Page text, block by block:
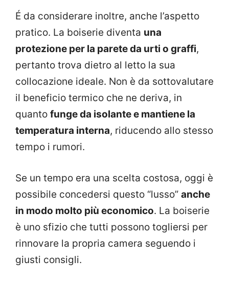
É da considerare inoltre, anche l’aspetto
pratico. La boiserie diventa una
protezione per la parete da urti o graffi,
pertanto trova dietro al letto la sua
collocazione ideale. Non è da sottovalutare
il beneficio termico che ne deriva, in
quanto funge da isolante e mantiene la
temperatura interna, riducendo allo stesso
tempo i rumori.
Se un tempo era una scelta costosa, oggi è
possibile concedersi questo “lusso” anche
in modo molto più economico. La boiserie
è uno sfizio che tutti possono togliersi per
rinnovare la propria camera seguendo i
giusti consigli.